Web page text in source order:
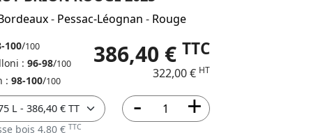
- Pessac-Léognan - Rouge
100/100
: 96-98/100
: 98-100/100
386,40 € TTC
322,00 € HT
bois 4,80 € TTC